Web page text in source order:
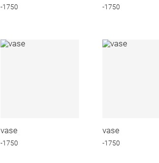
-1750 -1750
vase
-1750
vase
-1750